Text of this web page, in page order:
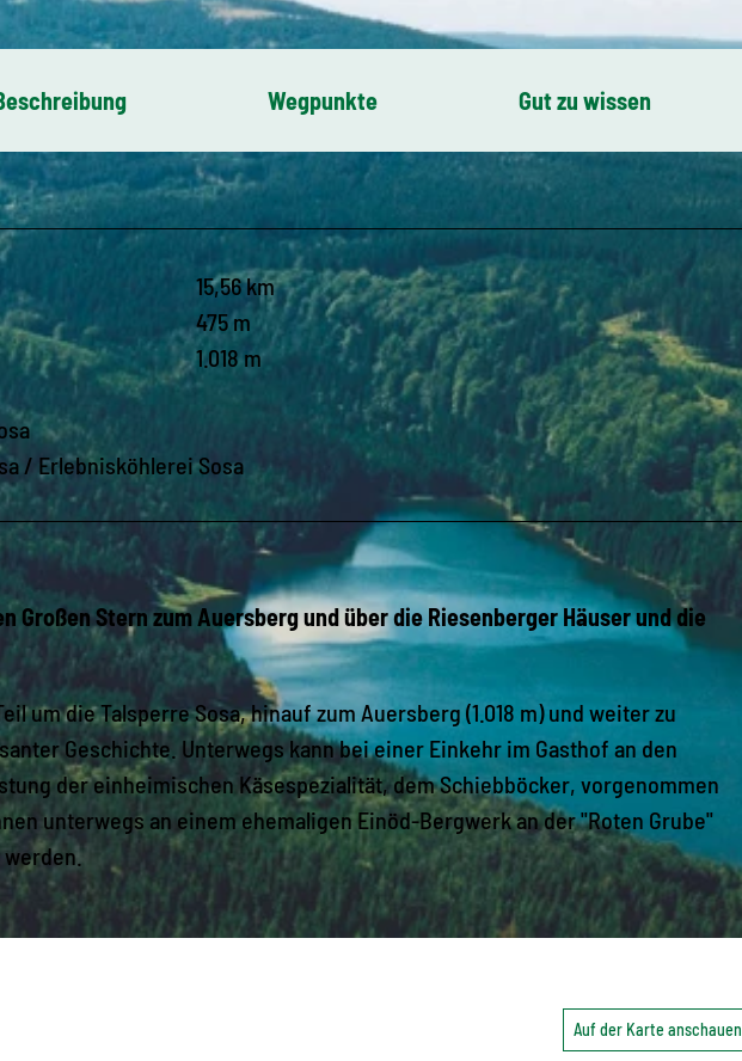
Wegpunkte Gut zu wissen
15,56 km
475 m
1.018 m
/ Erlebnisköhlerei Sosa
Großen Stern zum Auersberg und über die Riesenberger Häuser und die
um die Talsperre Sosa, hinauf zum Auersberg (1.018 m) und weiter zu
Geschichte. Unterwegs kann bei einer Einkehr im Gasthof an den
der einheimischen Käsespezialität, dem Schiebböcker, vorgenommen
unterwegs an einem ehemaligen Einöd-Bergwerk an der "Roten Grube"
werden.
Auf der Karte anschauen